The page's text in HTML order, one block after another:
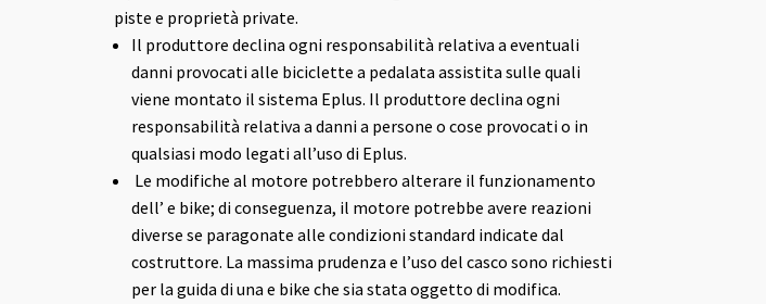
piste e proprietà private.
Il produttore declina ogni responsabilità relativa a eventuali
danni provocati alle biciclette a pedalata assistita sulle quali
viene montato il sistema Eplus. Il produttore declina ogni
responsabilità relativa a danni a persone o cose provocati o in
qualsiasi modo legati all’uso di Eplus.
Le modifiche al motore potrebbero alterare il funzionamento
dell’ e bike; di conseguenza, il motore potrebbe avere reazioni
diverse se paragonate alle condizioni standard indicate dal
costruttore. La massima prudenza e l’uso del casco sono richiesti
per la guida di una e bike che sia stata oggetto di modifica.